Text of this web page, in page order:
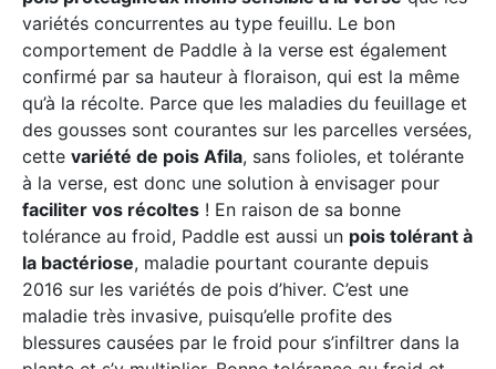
variétés concurrentes au type feuillu. Le bon
comportement de Paddle à la verse est également
confirmé par sa hauteur à floraison, qui est la même
qu’à la récolte. Parce que les maladies du feuillage et
des gousses sont courantes sur les parcelles versées,
cette variété de pois Afila, sans folioles, et tolérante
à la verse, est donc une solution à envisager pour
faciliter vos récoltes ! En raison de sa bonne
tolérance au froid, Paddle est aussi un pois tolérant à
la bactériose, maladie pourtant courante depuis
2016 sur les variétés de pois d’hiver. C’est une
maladie très invasive, puisqu’elle profite des
blessures causées par le froid pour s’infiltrer dans la